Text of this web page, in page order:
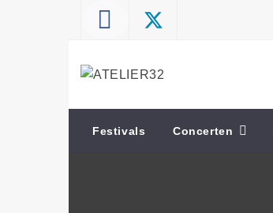
ATELIER32
Festivals Concerten